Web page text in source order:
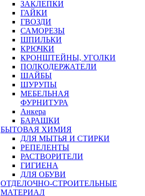
ЗАКЛЕПКИ
ГАЙКИ
ГВОЗДИ
САМОРЕЗЫ
ШПИЛЬКИ
КРЮЧКИ
КРОНШТЕЙНЫ, УГОЛКИ
ПОЛКОДЕРЖАТЕЛИ
ШАЙБЫ
ШУРУПЫ
МЕБЕЛЬНАЯ
ФУРНИТУРА
Анкера
БАРАШКИ
БЫТОВАЯ ХИМИЯ
ДЛЯ МЫТЬЯ И СТИРКИ
РЕПЕЛЕНТЫ
РАСТВОРИТЕЛИ
ГИГИЕНА
ДЛЯ ОБУВИ
ОТДЕЛОЧНО-СТРОИТЕЛЬНЫЕ
МАТЕРИАЛ